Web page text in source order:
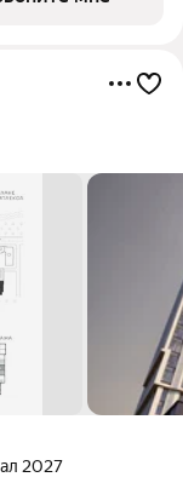
2027